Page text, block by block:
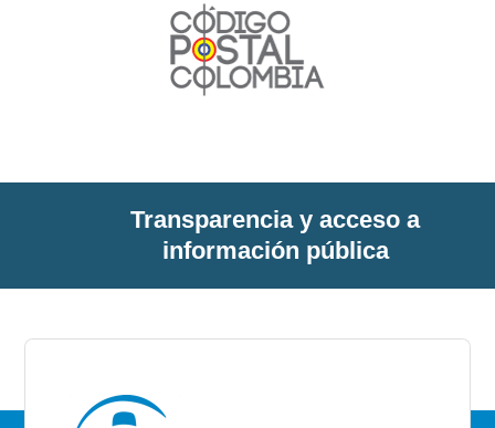
Transparencia y acceso a
información pública